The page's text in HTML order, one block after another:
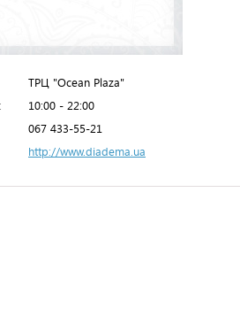
ТРЦ "Ocean Plaza"
10:00 - 22:00
067 433-55-21
http://www.diadema.ua